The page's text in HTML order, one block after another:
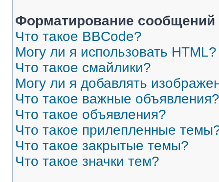
Форматирование
Что такое BBCode?
Могу ли я использовать HTML?
Что такое смайлики?
Могу ли я добавлять
Что такое важные объявления?
Что такое объявления?
Что такое прилепленные
Что такое закрытые темы?
Что такое значки тем?